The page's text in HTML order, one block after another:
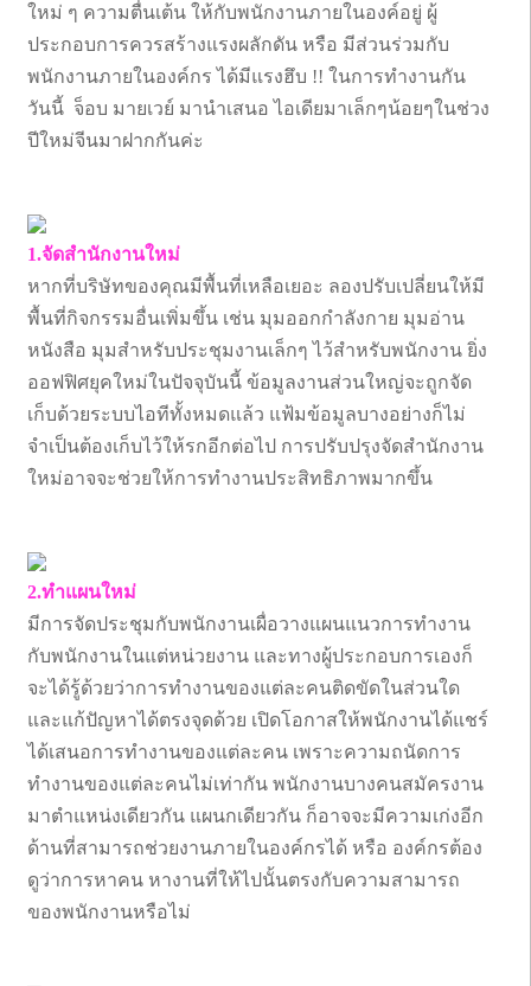
ใหม่ ๆ ความตื่นเต้น ให้กับพนักงานภายในองค์อยู่ ผู้
ประกอบการควรสร้างแรงผลักดัน หรือ มีส่วนร่วมกับ
พนักงานภายในองค์กร ได้มีแรงฮึบ !! ในการทำงานกัน
วันนี้ จ็อบ มายเวย์ มานำเสนอ ไอเดียมาเล็กๆน้อยๆในช่วง
ปีใหม่จีนมาฝากกันค่ะ
1.จัดสำนักงานใหม่
หากที่บริษัทของคุณมีพื้นที่เหลือเยอะ ลองปรับเปลี่ยนให้มี
พื้นที่กิจกรรมอื่นเพิ่มขึ้น เช่น มุมออกกำลังกาย มุมอ่าน
หนังสือ มุมสำหรับประชุมงานเล็กๆ ไว้สำหรับพนักงาน ยิ่ง
ออฟฟิศยุคใหม่ในปัจจุบันนี้ ข้อมูลงานส่วนใหญ่จะถูกจัด
เก็บด้วยระบบไอทีทั้งหมดแล้ว แฟ้มข้อมูลบางอย่างก็ไม่
จำเป็นต้องเก็บไว้ให้รกอีกต่อไป การปรับปรุงจัดสำนักงาน
ใหม่อาจจะช่วยให้การทำงานประสิทธิภาพมากขึ้น
2.ทำแผนใหม่
มีการจัดประชุมกับพนักงานเผื่อวางแผนแนวการทำงาน
กับพนักงานในแต่หน่วยงาน และทางผู้ประกอบการเองก็
จะได้รู้ด้วยว่าการทำงานของแต่ละคนติดขัดในส่วนใด
และแก้ปัญหาได้ตรงจุดด้วย เปิดโอกาสให้พนักงานได้แชร์
ได้เสนอการทำงานของแต่ละคน เพราะความถนัดการ
ทำงานของแต่ละคนไม่เท่ากัน พนักงานบางคนสมัครงาน
มาตำแหน่งเดียวกัน แผนกเดียวกัน ก็อาจจะมีความเก่งอีก
ด้านที่สามารถช่วยงานภายในองค์กรได้ หรือ องค์กรต้อง
ดูว่าการหาคน หางานที่ให้ไปนั้นตรงกับความสามารถ
ของพนักงานหรือไม่